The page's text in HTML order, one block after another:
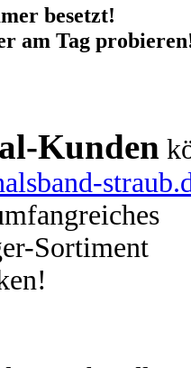
besetzt!
am Tag
Kunden
Sortiment